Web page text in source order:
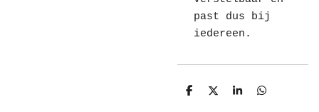
past dus bij
iedereen.
D
D
S
D